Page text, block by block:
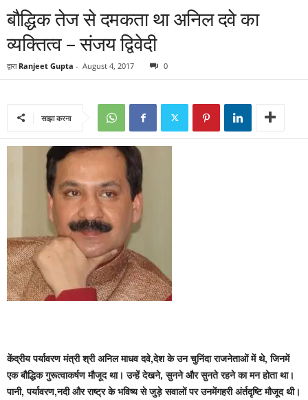
बौद्धिक तेज से दमकता था अनिल दवे का
व्यक्तित्व – संजय द्विवेदी
द्वारा Ranjeet Gupta - August 4, 2017 0
साझा करना
केंद्रीय पर्यावरण मंत्री श्री अनिल माधव दवे,देश के उन चुनिंदा राजनेताओं में थे, जिनमें
एक बौद्धिक गुरूत्वाकर्षण मौजूद था। उन्हें देखने, सुनने और सुनते रहने का मन होता था।
पानी, पर्यावरण,नदी और राष्ट्र के भविष्य से जुड़े सवालों पर उनमेंगहरी अंर्तदृष्टि मौजूद थी।